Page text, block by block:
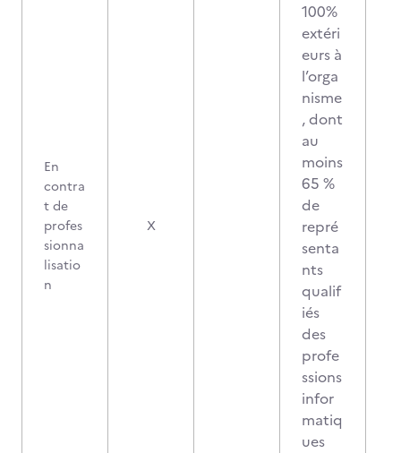
En
contra
t de
profes
sionna
lisatio
n
X
100%
extéri
eurs à
l’orga
nisme
, dont
au
moins
65 %
de
repré
senta
nts
qualif
iés
des
profe
ssions
infor
matiq
ues